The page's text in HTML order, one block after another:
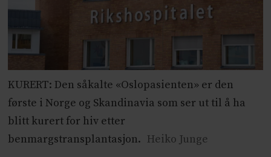
KURERT: Den såkalte «Oslopasienten» er den
første i Norge og Skandinavia som ser ut til å ha
blitt kurert for hiv etter
benmargstransplantasjon. Heiko Junge